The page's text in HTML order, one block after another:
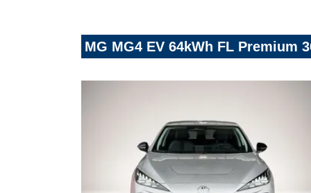
MG MG4 EV 64kWh FL Premium